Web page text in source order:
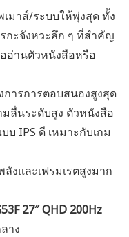
มาส์/ระบบให้พุ่งสุด ทั้ง
กะจังหวะลึก ๆ ที่สำคัญ
ออ่านตัวหนังสือหรือ
การการตอบสนองสูงสุด
มลื่นระดับสูง ตัวหนังสือ
IPS ดี เหมาะกับเกม
งและเฟรมเรตสูงมาก
27″ QHD 200Hz
าง